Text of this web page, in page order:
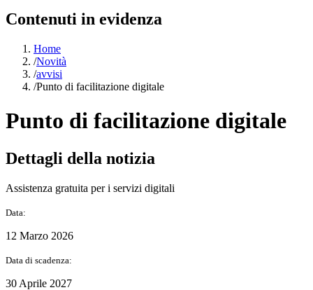
Contenuti in evidenza
Home
/Novità
/avvisi
/Punto di facilitazione digitale
Punto di facilitazione digitale
Dettagli della notizia
Assistenza gratuita per i servizi digitali
Data:
12 Marzo 2026
Data di scadenza:
30 Aprile 2027